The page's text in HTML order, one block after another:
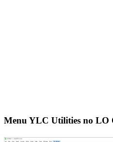
Menu YLC Utilities no LO